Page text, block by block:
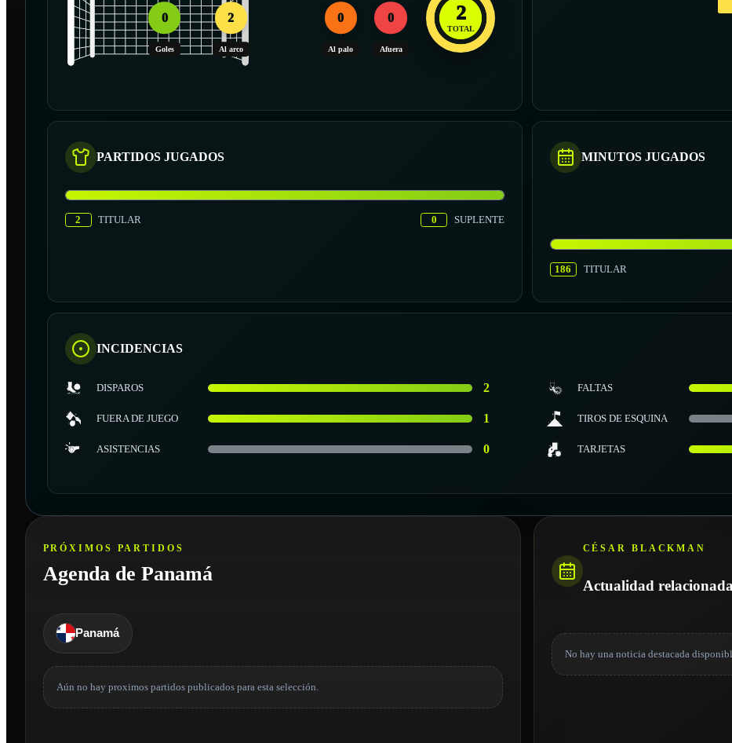
0
Goles
2
Al arco
0
Al palo
0
Afuera
2
TOTAL
PARTIDOS JUGADOS
2 TITULAR 0 SUPLENTE
MINUTOS JUGADOS
186 TITULAR
INCIDENCIAS
DISPAROS 2 FALTAS
FUERA DE JUEGO 1 TIROS DE ESQUINA
ASISTENCIAS 0 TARJETAS
PRÓXIMOS PARTIDOS
Agenda de Panamá
Panamá
Aún no hay proximos partidos publicados para esta selección.
CÉSAR BLACKMAN
Actualidad
No hay una noticia destacada